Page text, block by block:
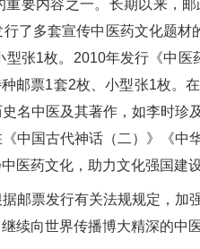
要内容之一。长期以来，
了多套宣传中医药文化题
张1枚。2010年发行《中
邮票1套2枚、小型张1枚。
名中医及其著作，如李时
中国古代神话（二）》《
医药文化，助力文化强国建
邮票发行有关法规规定，
续向世界传播博大精深的中医